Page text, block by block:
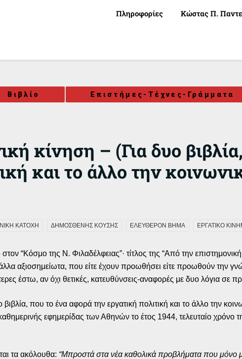
Πληροφορίες Κώστας Π.
Βιβλίο Επιστήμες-Τέχνες-Γράμματα
κίνηση – (Για δυο
και το άλλο την
ΚΑΤΟΧΗ ΔΗΜΟΣΘΕΝΗΣ ΚΟΥΣΗΣ ΕΛΕΥΘΕΡΟΝ ΒΗΜΑ ΕΡΓΑΤΙΚΟ
“Κόσμο της Ν. Φιλαδέλφειας”· τίτλος της “Από την
αξιοσημείωτα, που είτε έχουν προωθήσει είτε προωθούν την
έστω, αν όχι θετικές, κατευθύνσεις-αναφορές με δυο λόγια σε
που το ένα αφορά την εργατική πολιτική και το άλλο την
εφημερίδας των Αθηνών το έτος 1944, τελευταίο χρόνο
τα ακόλουθα: “Μπροστά στα νέα καθολικά προβλήματα που μόνο